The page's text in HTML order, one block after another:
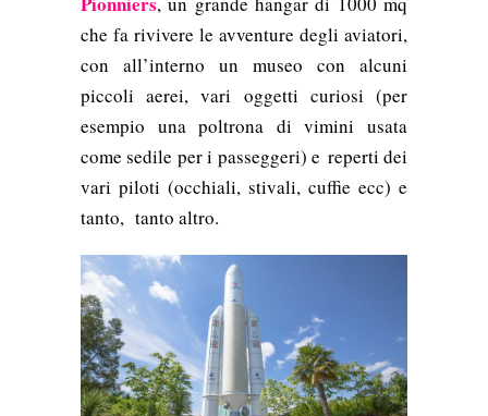
che fa rivivere le avventure degli aviatori,
con all’interno un museo con alcuni
piccoli aerei, vari oggetti curiosi (per
esempio una poltrona di vimini usata
come sedile per i passeggeri) e reperti dei
vari piloti (occhiali, stivali, cuffie ecc) e
tanto, tanto altro.